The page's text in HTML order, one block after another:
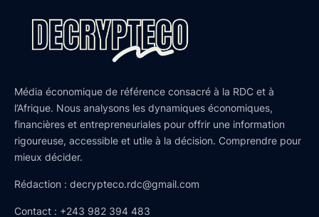
Média économique de référence consacré à la RDC et à
l’Afrique. Nous analysons les dynamiques économiques,
financières et entrepreneuriales pour offrir une information
rigoureuse, accessible et utile à la décision. Comprendre pour
mieux décider.
Rédaction : decrypteco.rdc@gmail.com
Contact : +243 982 394 483